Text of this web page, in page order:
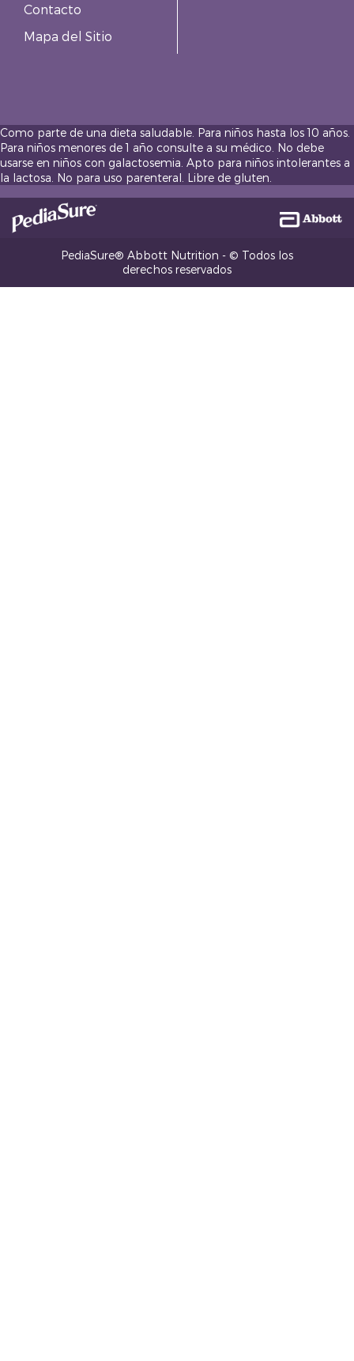
Contacto
Mapa del Sitio
Como parte de una dieta saludable. Para niños hasta los 10 años.
Para niños menores de 1 año consulte a su médico. No debe
usarse en niños con galactosemia. Apto para niños intolerantes a
la lactosa. No para uso parenteral. Libre de gluten.
PediaSure® Abbott Nutrition - © Todos los
derechos reservados